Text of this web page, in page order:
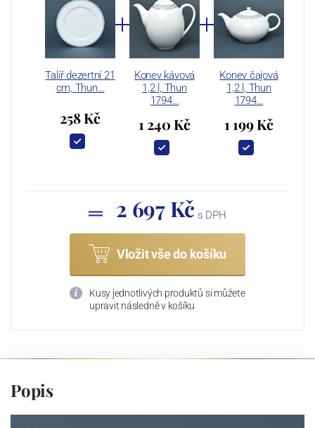
Talíř dezertní 21
cm, Thun…
258 Kč
Konev kávová
1,2 l, Thun
1794…
1 240 Kč
Konev čajová
1,2 l, Thun
1794…
1 199 Kč
2 697 Kč s DPH
Vložit vše do košíku
Kusy jednotlivých produktů si můžete
upravit následně v košíku
Popis